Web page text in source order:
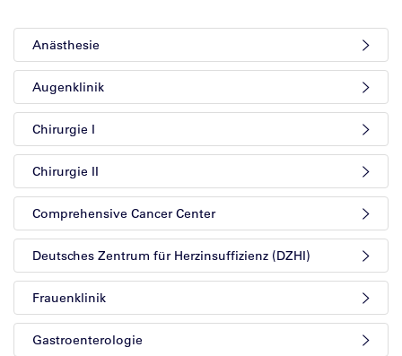
Anästhesie
Augenklinik
Chirurgie I
Chirurgie II
Comprehensive Cancer Center
Deutsches Zentrum für Herzinsuffizienz (DZHI)
Frauenklinik
Gastroenterologie